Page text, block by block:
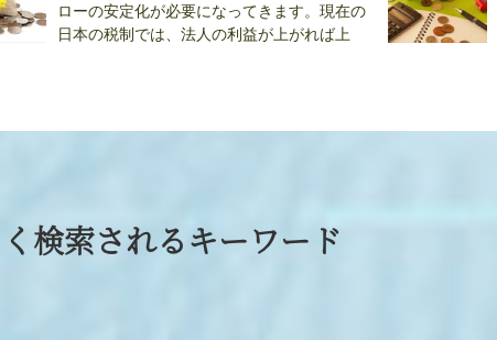
ローの安定化が必要になってきます。現在の
日本の税制では、法人の利益が上がれば上
検索されるキーワード